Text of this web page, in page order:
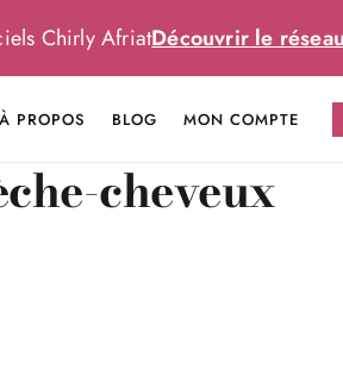
Chirly AfriatDécouvrir le
À PROPOS BLOG MON COMPTE
cheveux